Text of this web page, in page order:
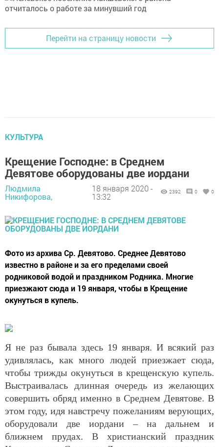
Перейти на страницу новости
КУЛЬТУРА
Крещение Господне: в Среднем
Девятове оборудованы две иордани
Людмила
Никифорова,
18 января 2020 -
13:32
2392 0 0
Фото из архива Ср. Девятово. Среднее Девятово
известно в районе и за его пределами своей
родниковой водой и праздником Родника. Многие
приезжают сюда и 19 января, чтобы в Крещение
окунуться в купель.
Я не раз бывала здесь 19 января. И всякий раз
удивлялась, как много людей приезжает сюда,
чтобы трижды окунуться в крещенскую купель.
Выстраивалась длинная очередь из желающих
совершить обряд именно в Среднем Девятове. В
этом году, идя навстречу пожеланиям верующих,
оборудовали две иордани – на дальнем и
ближнем прудах. В христианский праздник